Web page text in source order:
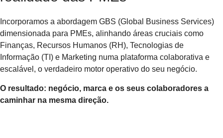
Incorporamos a abordagem GBS (Global Business Services)
dimensionada para PMEs, alinhando áreas cruciais como
Finanças, Recursos Humanos (RH), Tecnologias de
Informação (TI) e Marketing numa plataforma colaborativa e
escalável, o verdadeiro motor operativo do seu negócio.
O resultado: negócio, marca e os seus colaboradores a
caminhar na mesma direção.